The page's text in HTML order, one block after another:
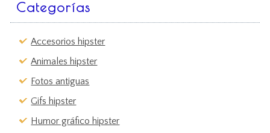
Categorías
Accesorios hipster
Animales hipster
Fotos antiguas
Gifs hipster
Humor gráfico hipster